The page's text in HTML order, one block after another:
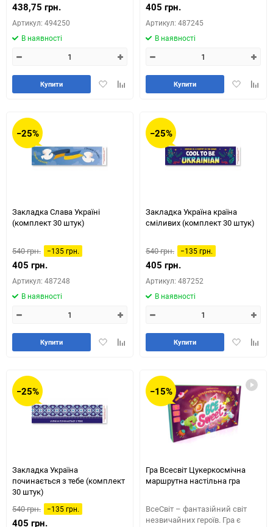
438,75 грн.
Артикул: 494250
В наявності
ДодатиДодайте
порівняння
Купити
405 грн.
Артикул: 487245
В наявності
Додати
Купити
−25%
Закладка Слава Україні
(комплект 30 штук)
540 грн. −135 грн.
405 грн.
Артикул: 487248
В наявності
ДодатиДодайте
порівняння
Купити
−25%
Закладка Україна країна
сміливих (комплект 30 штук)
540 грн. −135 грн.
405 грн.
Артикул: 487252
В наявності
Додати
Купити
−25%
Закладка Україна
починається з тебе (комплект
30 штук)
540 грн.
−135 грн.
405 грн.
−15%
Гра Всесвіт Цукеркосмічна
маршрутна настільна гра
ВсеСвіт – фантазійний світ
незвичайних героїв. Гра є